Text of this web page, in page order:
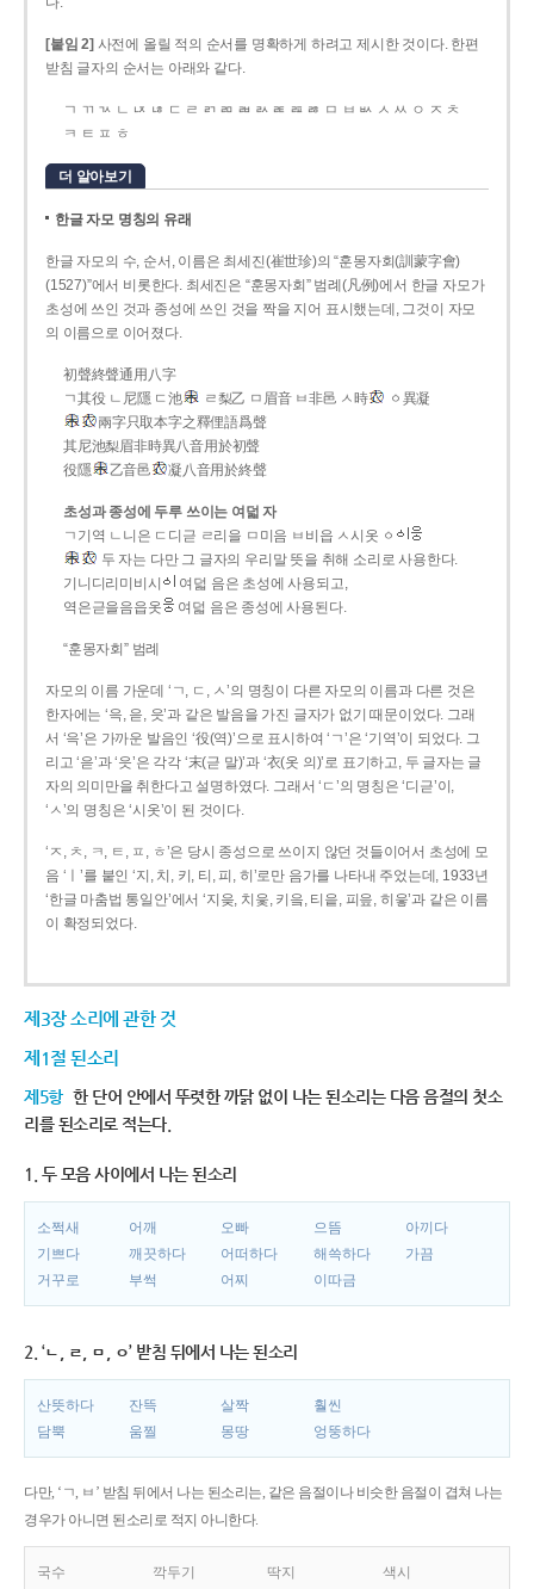
[붙임 2] 사전에 올릴 적의 순서를 명확하게 하려고 제시한 것이다. 한편
받침 글자의 순서는 아래와 같다.
ㄱ ㄲ ㄳ ㄴ ㄵ ㄶ ㄷ ㄹ ㄺ ㄻ ㄼ ㄽ ㄾ ㄿ ㅀ ㅁ ㅂ ㅄ ㅅ ㅆ ㅇ ㅈ ㅊ
ㅋ ㅌ ㅍ ㅎ
더 알아보기
한글 자모 명칭의 유래
한글 자모의 수, 순서, 이름은 최세진(崔世珍)의 “훈몽자회(訓蒙字會)
(1527)”에서 비롯한다. 최세진은 “훈몽자회” 범례(凡例)에서 한글 자모가
초성에 쓰인 것과 종성에 쓰인 것을 짝을 지어 표시했는데, 그것이 자모
의 이름으로 이어졌다.
初聲終聲通用八字
ㄱ其役 ㄴ尼隱 ㄷ池
ㄹ梨乙 ㅁ眉音 ㅂ非邑 ㅅ時
ㆁ異凝
兩字只取本字之釋俚語爲聲
其尼池梨眉非時異八音用於初聲
役隱
乙音邑 凝八音用於終聲
초성과 종성에 두루 쓰이는 여덟 자
ㄱ기역 ㄴ니은 ㄷ디귿 ㄹ리을 ㅁ미음 ㅂ비읍 ㅅ시옷 ㆁ
두 자는 다만 그 글자의 우리말 뜻을 취해 소리로 사용한다.
기니디리미비시
여덟 음은 초성에 사용되고,
역은귿을음읍옷
여덟 음은 종성에 사용된다.
“훈몽자회” 범례
자모의 이름 가운데 ‘ㄱ, ㄷ, ㅅ’의 명칭이 다른 자모의 이름과 다른 것은
한자에는 ‘윽, 읃, 읏’과 같은 발음을 가진 글자가 없기 때문이었다. 그래
서 ‘윽’은 가까운 발음인 ‘役(역)’으로 표시하여 ‘ㄱ’은 ‘기역’이 되었다. 그
리고 ‘읃’과 ‘읏’은 각각 ‘末(귿 말)’과 ‘衣(옷 의)’로 표기하고, 두 글자는 글
자의 의미만을 취한다고 설명하였다. 그래서 ‘ㄷ’의 명칭은 ‘디귿’이,
‘ㅅ’의 명칭은 ‘시옷’이 된 것이다.
‘ㅈ, ㅊ, ㅋ, ㅌ, ㅍ, ㅎ’은 당시 종성으로 쓰이지 않던 것들이어서 초성에 모
음 ‘ㅣ’를 붙인 ‘지, 치, 키, 티, 피, 히’로만 음가를 나타내 주었는데, 1933년
‘한글 마춤법 통일안’에서 ‘지읒, 치읓, 키읔, 티읕, 피읖, 히읗’과 같은 이름
이 확정되었다.
제3장 소리에 관한 것
제1절 된소리
제5항 한 단어 안에서 뚜렷한 까닭 없이 나는 된소리는 다음 음절의 첫소
리를 된소리로 적는다.
1. 두 모음 사이에서 나는 된소리
소쩍새 어깨 오빠 으뜸
아끼다
기쁘다
깨끗하다 어떠하다 해쓱하다
가끔
거꾸로
부썩 어찌 이따금
2. ‘ㄴ, ㄹ, ㅁ, ㅇ’ 받침 뒤에서 나는 된소리
산뜻하다 잔뜩 살짝
훨씬
담뿍
움찔 몽땅 엉뚱하다
다만, ‘ㄱ, ㅂ’ 받침 뒤에서 나는 된소리는, 같은 음절이나 비슷한 음절이 겹쳐 나는
경우가 아니면 된소리로 적지 아니한다.
국수 깍두기 딱지
색시